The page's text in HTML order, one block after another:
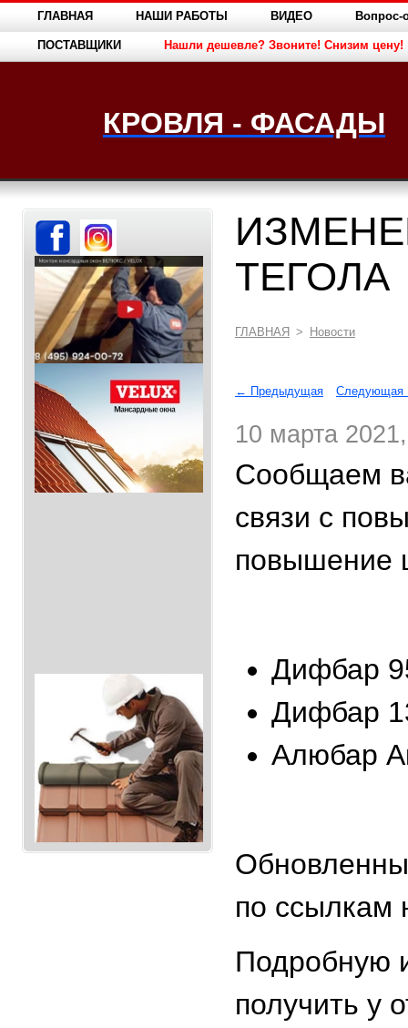
ГЛАВНАЯ НАШИ РАБОТЫ ВИДЕО Вопрос-
ПОСТАВЩИКИ Нашли дешевле? Звоните! Снизим цену!
КРОВЛЯ - ФАСАДЫ
ТЕГОЛА
ГЛАВНАЯ > Новости
← Предыдущая
10 марта
Сообщаем
связи с
повышение
Дифбар
Дифбар
Алюбар
по ссылкам
Подробную
получить у